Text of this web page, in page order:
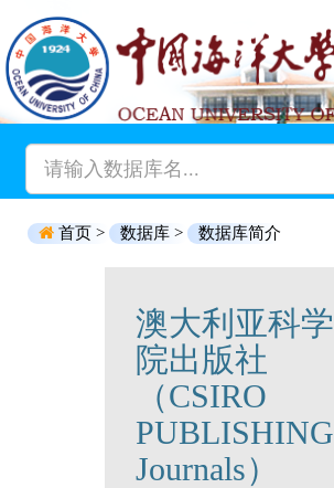
首页 > 数据库 > 数据库简介
澳大利亚科学
院出版社
（CSIRO
PUBLISHING
Journals）